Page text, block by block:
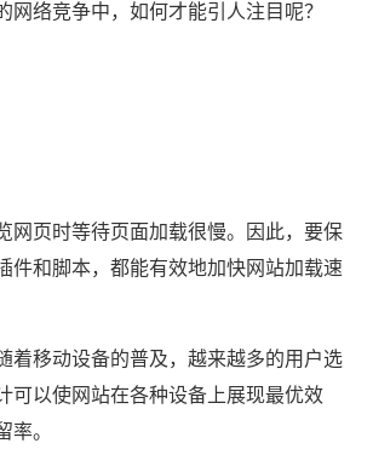
络竞争中，如何才能引人注目呢？
页时等待页面加载很慢。因此，要保
件和脚本，都能有效地加快网站加载速
移动设备的普及，越来越多的用户选
可以使网站在各种设备上展现最优效
。